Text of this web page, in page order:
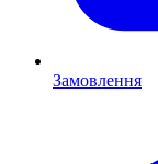
Замовлення